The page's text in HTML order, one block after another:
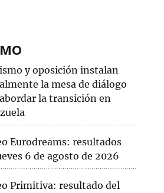
y oposición instalan
la mesa de diálogo
la transición en
Eurodreams: resultados
6 de agosto de 2026
Primitiva: resultado del